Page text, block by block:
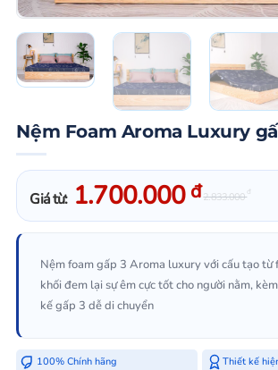
Nệm Foam Aroma Luxury
Giá từ: 1.700.000 đ 2.833.000đ
Nệm foam gấp 3 Aroma luxury với cấu tạo từ
khối đem lại sự êm cực tốt cho người nằm,
kế gấp 3 dễ di chuyển
100% Chính hãng Thiết kế